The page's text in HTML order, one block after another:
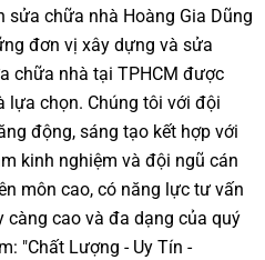
sửa chữa nhà Hoàng Gia Dũng
đơn vị xây dựng và sửa
chữa nhà tại TPHCM được
lựa chọn. Chúng tôi với đội
động, sáng tạo kết hợp với
kinh nghiệm và đội ngũ cán
môn cao, có năng lực tư vấn
càng cao và đa dạng của quý
"Chất Lượng - Uy Tín -